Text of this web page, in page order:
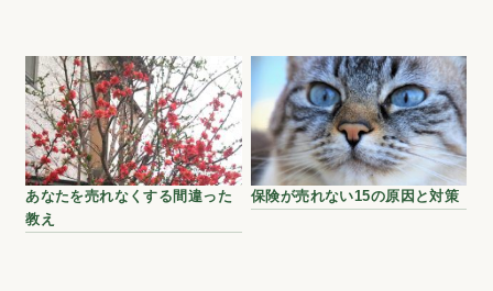
あなたを売れなくする間違った
教え
保険が売れない15の原因と対策